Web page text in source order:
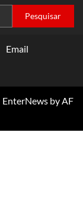
Email
EnterNewsby AF